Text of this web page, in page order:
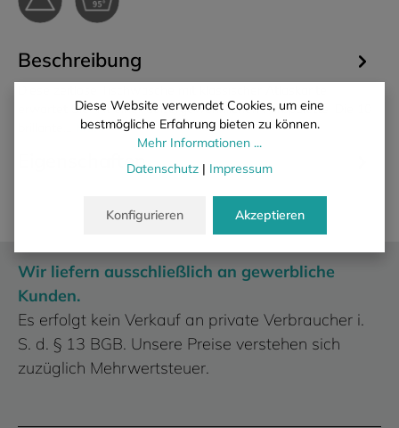
Beschreibung
erwartet Sie mit einer außergewöhnlichen Farbpalette! Die 10
Mehr
Eigenschaften
Wir liefern ausschließlich an gewerbliche
Kunden.
Es erfolgt kein Verkauf an private Verbraucher i.
S. d. § 13 BGB. Unsere Preise verstehen sich
zuzüglich Mehrwertsteuer.
Diese Website verwendet Cookies, um eine
bestmögliche Erfahrung bieten zu können.
Mehr Informationen ...
Datenschutz | Impressum
Konfigurieren Akzeptieren